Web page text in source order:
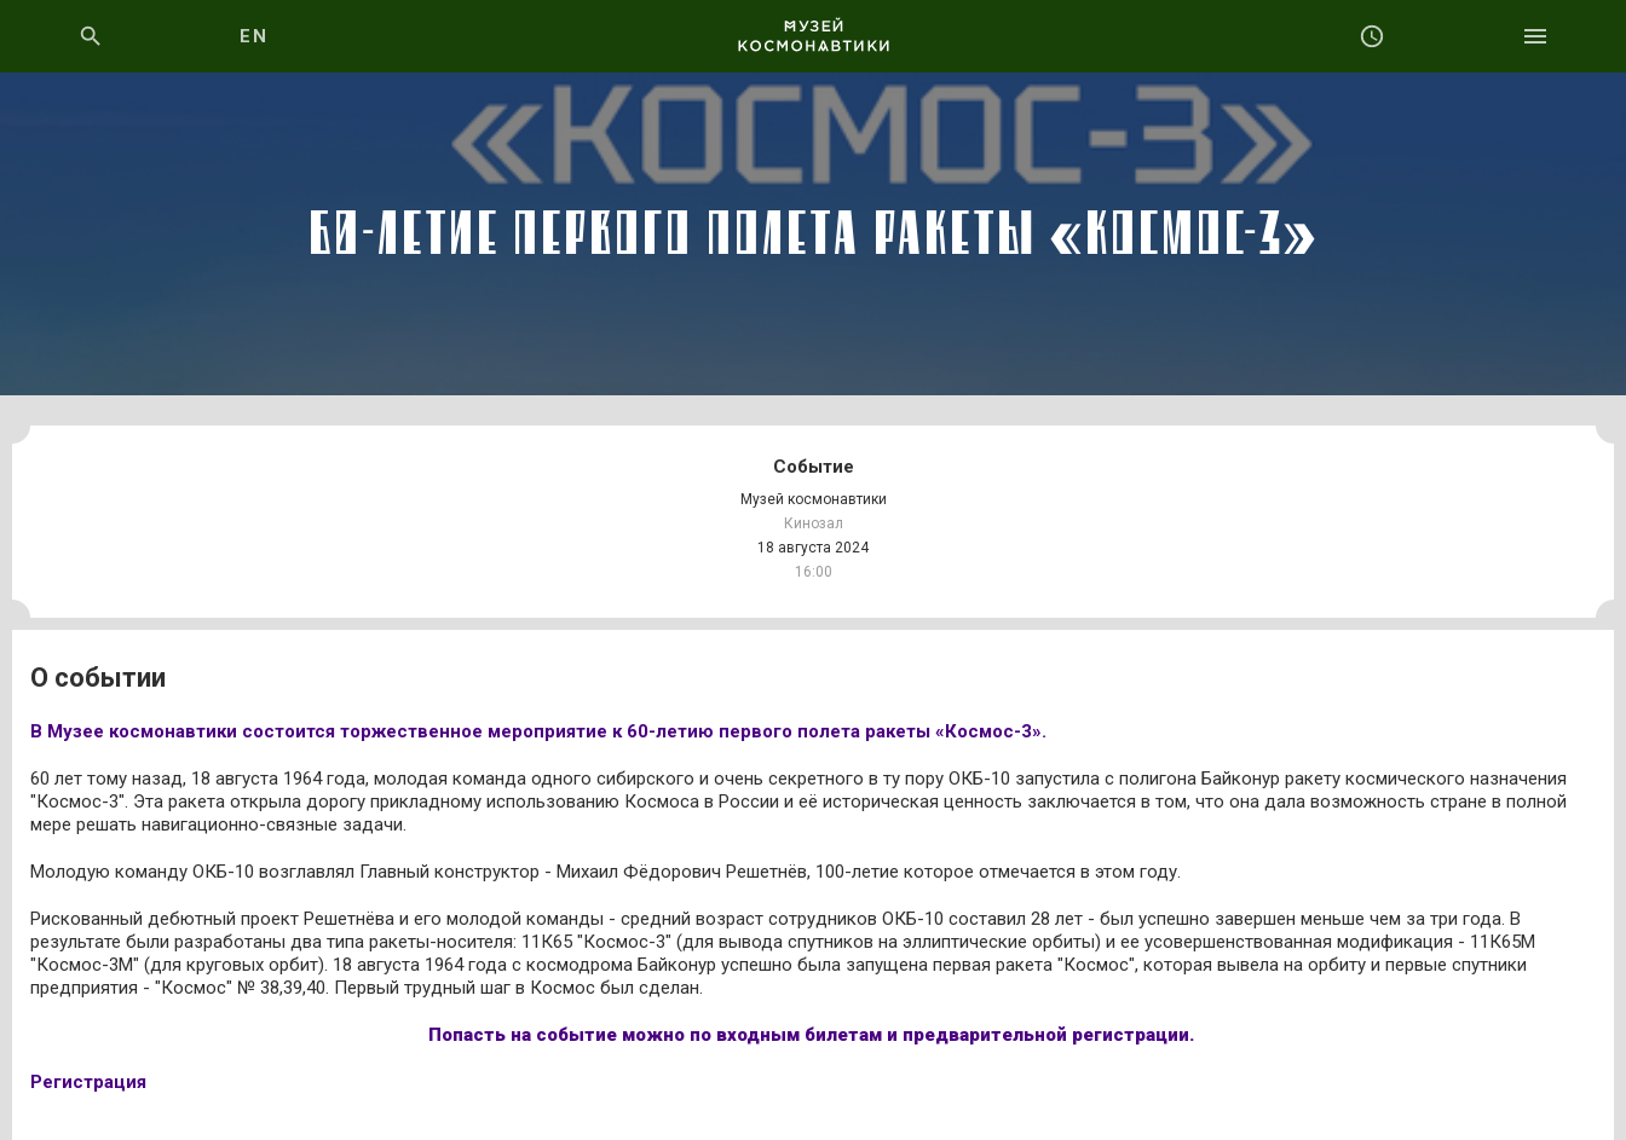
EN
60-ЛЕТИЕ ПЕРВОГО ПОЛЕТА РАКЕТЫ «КОСМОС-3»
Событие
Музей космонавтики
Кинозал
18 августа 2024
16:00
О событии
В Музее космонавтики состоится торжественное мероприятие к 60-летию первого полета ракеты «Космос-3».
60 лет тому назад, 18 августа 1964 года, молодая команда одного сибирского и очень секретного в ту пору ОКБ-10 запустила с полигона Байконур ракету космического назначения
"Космос-3". Эта ракета открыла дорогу прикладному использованию Космоса в России и её историческая ценность заключается в том, что она дала возможность стране в полной
мере решать навигационно-связные задачи.
Молодую команду ОКБ-10 возглавлял Главный конструктор - Михаил Фёдорович Решетнёв, 100-летие которое отмечается в этом году.
Рискованный дебютный проект Решетнёва и его молодой команды - средний возраст сотрудников ОКБ-10 составил 28 лет - был успешно завершен меньше чем за три года. В
результате были разработаны два типа ракеты-носителя: 11К65 "Космос-3" (для вывода спутников на эллиптические орбиты) и ее усовершенствованная модификация - 11К65М
"Космос-3М" (для круговых орбит). 18 августа 1964 года с космодрома Байконур успешно была запущена первая ракета "Космос", которая вывела на орбиту и первые спутники
предприятия - "Космос" № 38,39,40. Первый трудный шаг в Космос был сделан.
Попасть на событие можно по входным билетам и предварительной регистрации.
Регистрация